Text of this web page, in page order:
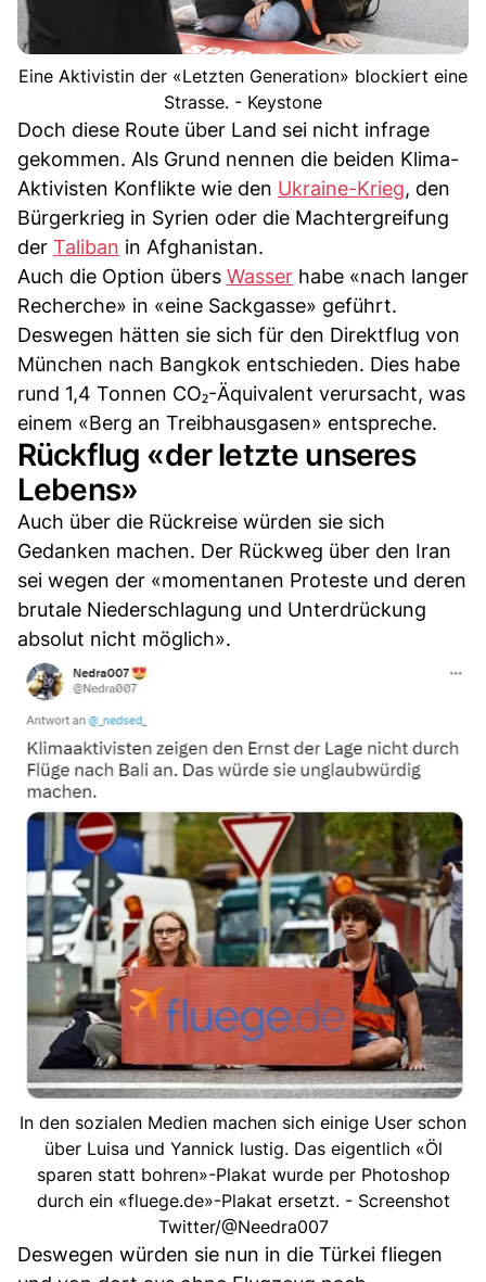
Eine Aktivistin der «Letzten Generation» blockiert eine
Strasse. - Keystone
Doch diese Route über Land sei nicht infrage
gekommen. Als Grund nennen die beiden Klima-
Aktivisten Konflikte wie den Ukraine-Krieg, den
Bürgerkrieg in Syrien oder die Machtergreifung
der Taliban in Afghanistan.
Auch die Option übers Wasser habe «nach langer
Recherche» in «eine Sackgasse» geführt.
Deswegen hätten sie sich für den Direktflug von
München nach Bangkok entschieden. Dies habe
rund 1,4 Tonnen CO₂-Äquivalent verursacht, was
einem «Berg an Treibhausgasen» entspreche.
Rückflug «der letzte unseres
Lebens»
Auch über die Rückreise würden sie sich
Gedanken machen. Der Rückweg über den Iran
sei wegen der «momentanen Proteste und deren
brutale Niederschlagung und Unterdrückung
absolut nicht möglich».
In den sozialen Medien machen sich einige User schon
über Luisa und Yannick lustig. Das eigentlich «Öl
sparen statt bohren»-Plakat wurde per Photoshop
durch ein «fluege.de»-Plakat ersetzt. - Screenshot
Twitter/@Needra007
Deswegen würden sie nun in die Türkei fliegen